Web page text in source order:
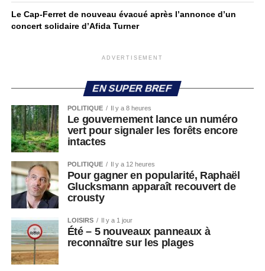
Le Cap-Ferret de nouveau évacué après l’annonce d’un
concert solidaire d’Afida Turner
ADVERTISEMENT
EN SUPER BREF
POLITIQUE Il y a 8 heures
Le gouvernement lance un numéro
vert pour signaler les forêts encore
intactes
POLITIQUE Il y a 12 heures
Pour gagner en popularité, Raphaël
Glucksmann apparaît recouvert de
crousty
LOISIRS Il y a 1 jour
Été – 5 nouveaux panneaux à
reconnaître sur les plages